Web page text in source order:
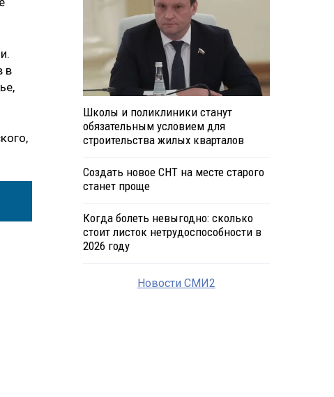
в
Школы и поликлиники станут
обязательным условием для
строительства жилых кварталов
Создать новое СНТ на месте старого
станет проще
Когда болеть невыгодно: сколько
стоит листок нетрудоспособности в
2026 году
Новости СМИ2